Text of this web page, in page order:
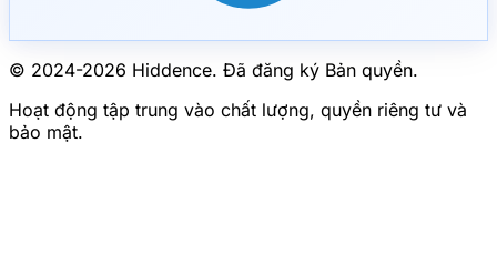
© 2024-2026 Hiddence. Đã đăng ký Bản quyền.
Hoạt động tập trung vào chất lượng, quyền riêng tư và
bảo mật.